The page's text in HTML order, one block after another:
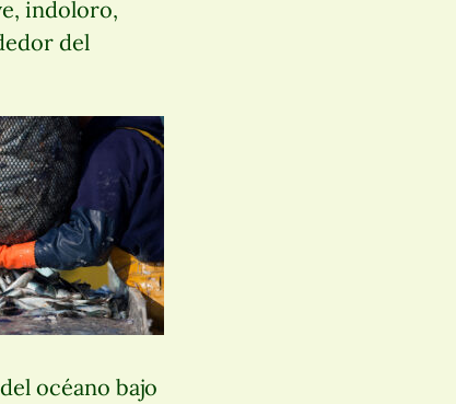
indoloro,
del
océano bajo